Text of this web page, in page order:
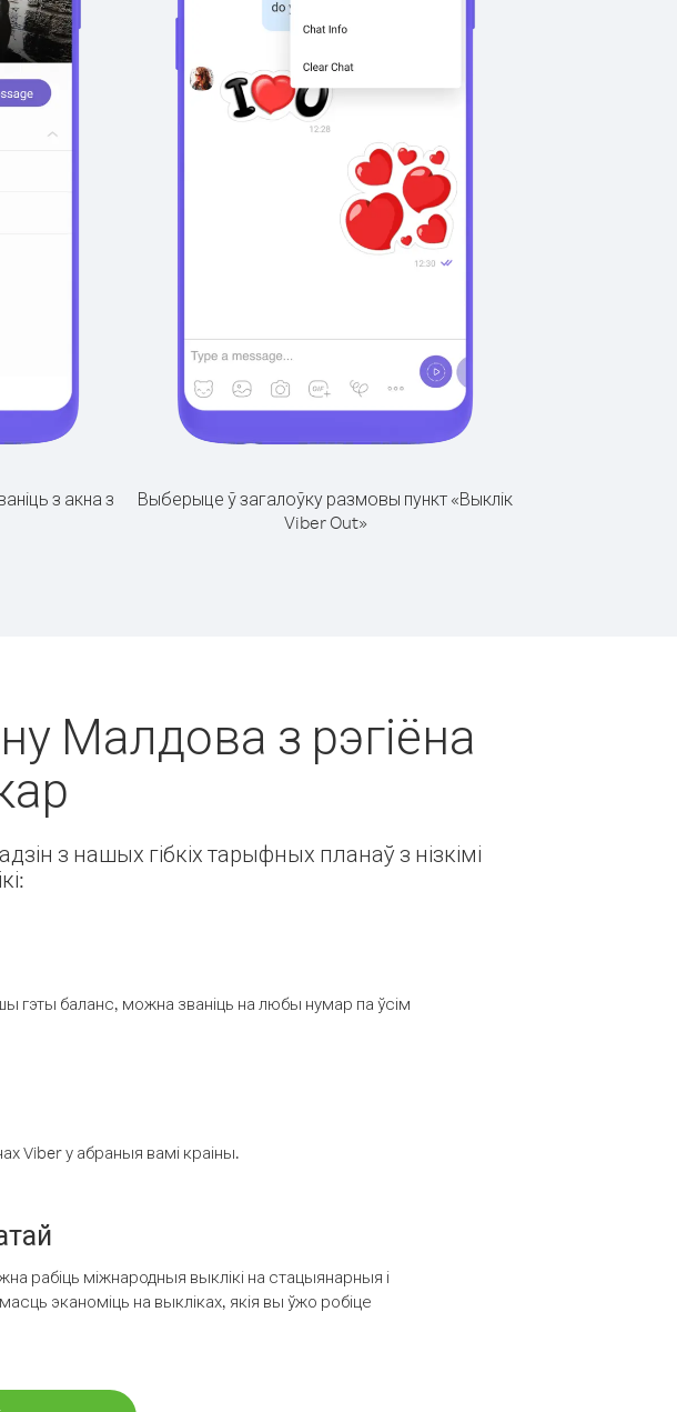
з акна з
Выберыце ў загалоўку размовы пункт «Выклік
Viber Out»
Малдова з рэгіёна
з нашых гібкіх тарыфных планаў з нізкімі
гэты баланс, можна званіць на любы нумар па ўсім
Viber у абраныя вамі краіны.
рабіць міжнародныя выклікі на стацыянарныя і
эканоміць на выкліках, якія вы ўжо робіце